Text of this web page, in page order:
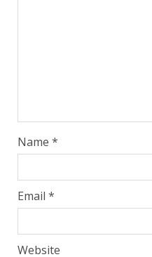
Name *
Email *
Website